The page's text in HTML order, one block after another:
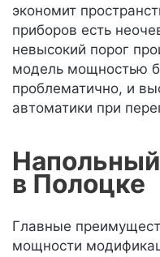
экономит
приборов есть
невысокий порог
модель мощностью
проблематично, и
автоматики при
в Полоцке
Главные
мощности